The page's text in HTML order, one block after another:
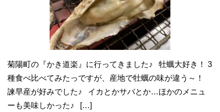
菊陽町の『かき道楽』に行ってきました♪ 牡蠣大好き！ 3
種食べ比べてみたっですが、産地で牡蠣の味が違う～！
諫早産が好みでした♪ イカとかサバとか…ほかのメニュ
ーも美味しかった♪ […]